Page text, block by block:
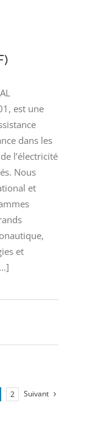
est une
dans les
l’électricité
Nous
et
et
2 Suivant